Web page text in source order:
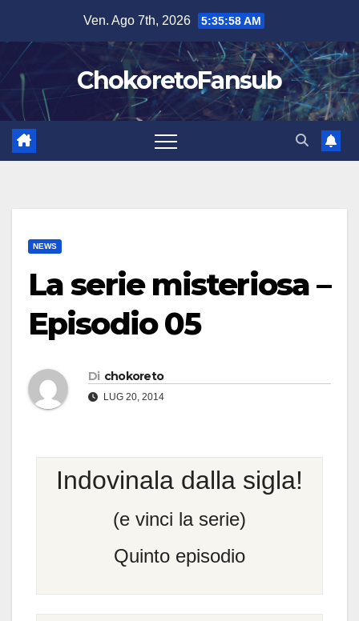
contenuto
Ven. Ago 7th, 2026 5:35:59 AM
ChokoretoFansub
NEWS
La serie misteriosa –
Episodio 05
Di chokoreto
LUG 20, 2014
Indovinala dalla sigla!
(e vinci la serie)
Quinto episodio